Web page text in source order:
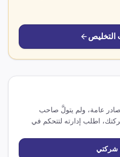
التخليص
عامة، ولم يتولَّ صاحب
اطلب إدارته لتتحكم في
شركتي